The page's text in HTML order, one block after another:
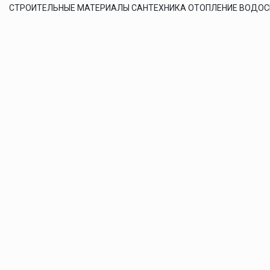
СТРОИТЕЛЬНЫЕ МАТЕРИАЛЫ САНТЕХНИКА ОТОПЛЕНИЕ